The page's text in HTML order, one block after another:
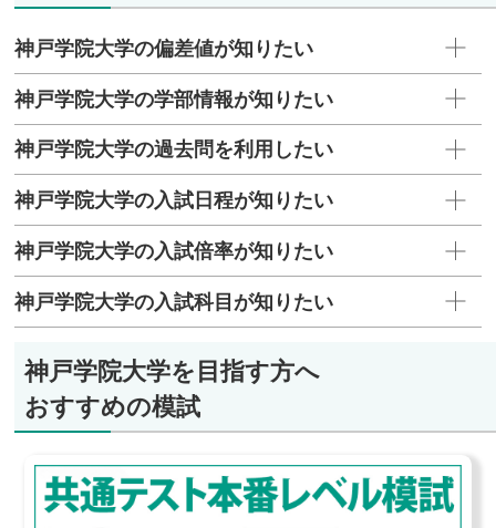
神戸学院大学の偏差値が知りたい
神戸学院大学の学部情報が知りたい
神戸学院大学の過去問を利用したい
神戸学院大学の入試日程が知りたい
神戸学院大学の入試倍率が知りたい
神戸学院大学の入試科目が知りたい
神戸学院大学を目指す方へ
おすすめの模試